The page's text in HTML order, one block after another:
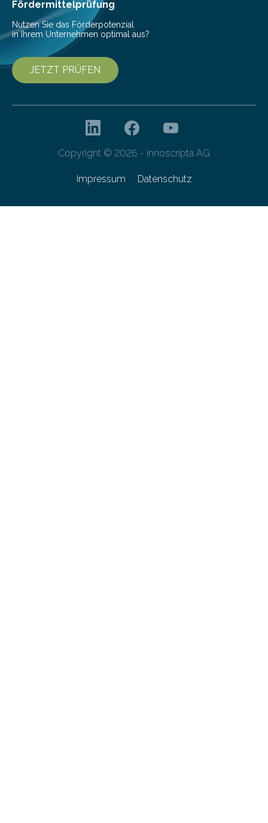
Fördermittelprüfung
Nutzen Sie das Förderpotenzial
in Ihrem Unternehmen optimal aus?
JETZT PRÜFEN
Copyright © 2026 - innoscripta AG
Impressum Datenschutz